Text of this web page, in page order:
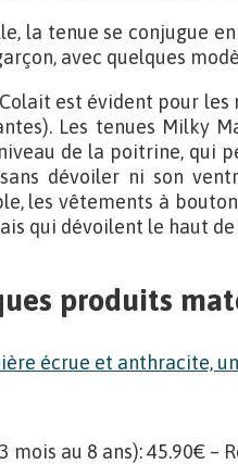
la tenue se conjugue
avec quelques
est évident pour
Les tenues Milky
de la poitrine, qui
dévoiler ni son
les vêtements à
qui dévoilent le haut
produits
écrue et anthracite,
au 8 ans): 45.90€ –